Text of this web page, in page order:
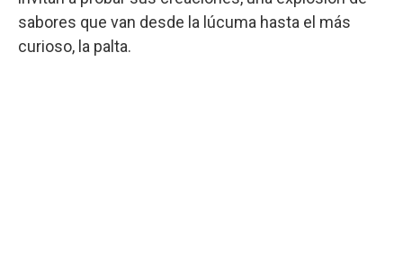
sabores que van desde la lúcuma hasta el más
curioso, la palta.